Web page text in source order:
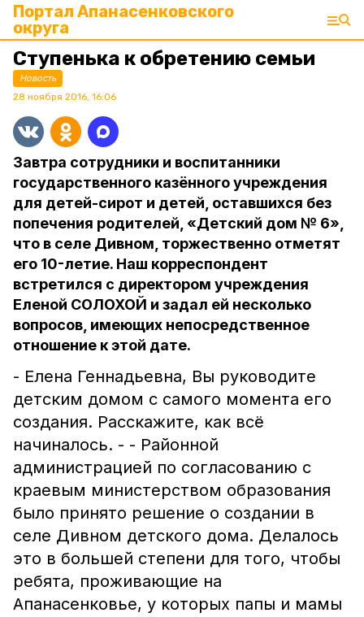
Портал Апанасенковского
округа
Ступенька к обретению семьи
Новость
28 ноября 2016, 16:06
Завтра сотрудники и воспитанники
государственного казённого учреждения
для детей-сирот и детей, оставшихся без
попечения родителей, «Детский дом № 6»,
что в селе Дивном, торжественно отметят
его 10-летие. Наш корреспондент
встретился с директором учреждения
Еленой СОЛОХОЙ и задал ей несколько
вопросов, имеющих непосредственное
отношение к этой дате.
- Елена Геннадьевна, Вы руководите
детским домом с самого момента его
создания. Расскажите, как всё
начиналось. - - Районной
администрацией по согласованию с
краевым министерством образования
было принято решение о создании в
селе Дивном детского дома. Делалось
это в большей степени для того, чтобы
ребята, проживающие на
Апанасенковье, у которых папы и мамы